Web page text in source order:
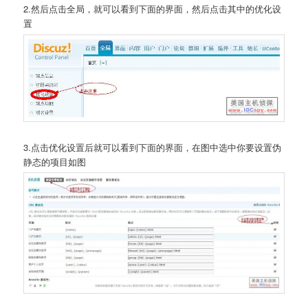
2.然后点击全局，就可以看到下面的界面，然后点击其中的优化设
置
3.点击优化设置后就可以看到下面的界面，在图中选中你要设置伪
静态的项目如图